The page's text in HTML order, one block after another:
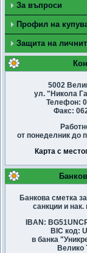
За въпроси
Профил на
Защита на
5002
ул. "Никола
Телефон:
Факс:
от понеделник до
Карта с
Банкова сметка
санкции и
IBAN:
BIC код:
в банка
Велико